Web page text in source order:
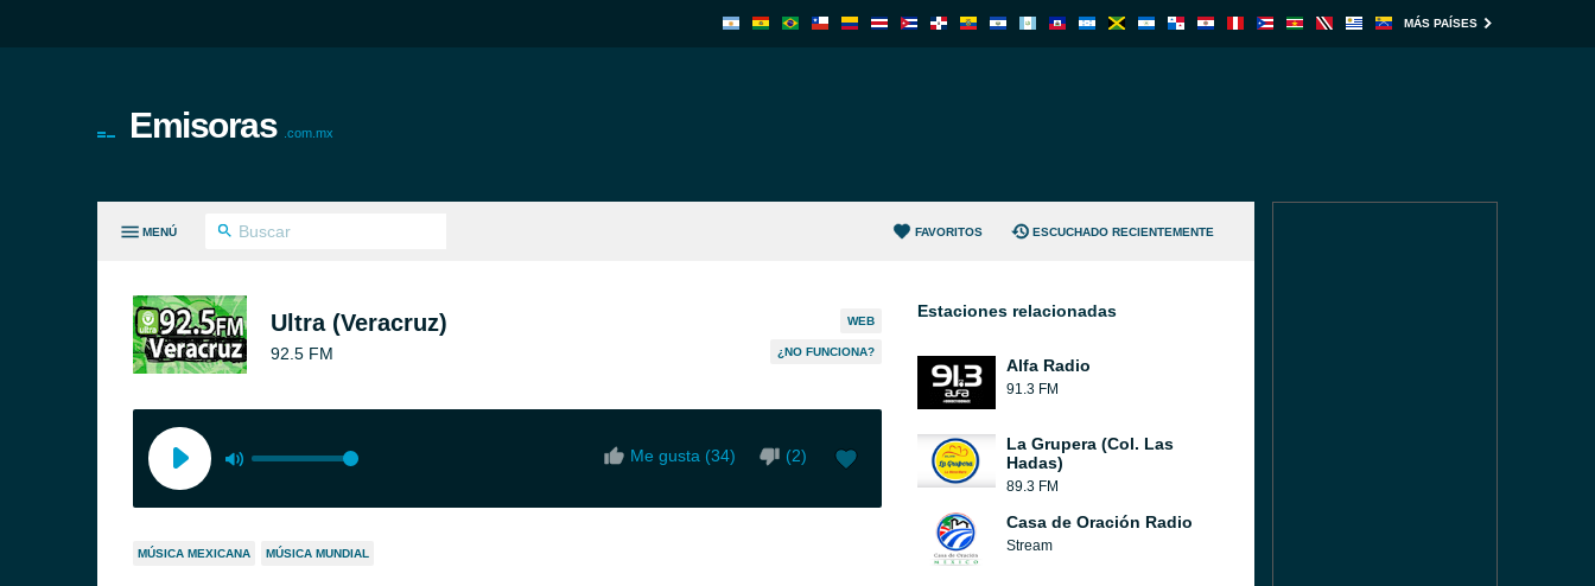
MÁS PAÍSES
Emisoras .com.mx
MENÚ FAVORITOS ESCUCHADO RECIENTEMENTE
Ultra (Veracruz)
92.5 FM
WEB
¿NO FUNCIONA?
Me gusta (34) (2)
MÚSICA MEXICANA MÚSICA MUNDIAL
Estaciones relacionadas
Alfa Radio
91.3 FM
La Grupera (Col. Las
Hadas)
89.3 FM
Casa de Oración Radio
Stream